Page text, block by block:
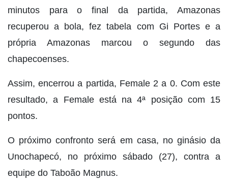
minutos para o final da partida, Amazonas
recuperou a bola, fez tabela com Gi Portes e a
própria Amazonas marcou o segundo das
chapecoenses.
Assim, encerrou a partida, Female 2 a 0. Com este
resultado, a Female está na 4ª posição com 15
pontos.
O próximo confronto será em casa, no ginásio da
Unochapecó, no próximo sábado (27), contra a
equipe do Taboão Magnus.